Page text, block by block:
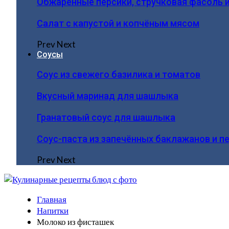
Салат с капустой и копчёным мясом
PrevNext
Соусы
Соус из свежего базилика и томатов
Вкусный маринад для шашлыка
Гранатовый соус для шашлыка
Соус-паста из запечённых баклажанов и
PrevNext
Главная
Напитки
Молоко из фисташек